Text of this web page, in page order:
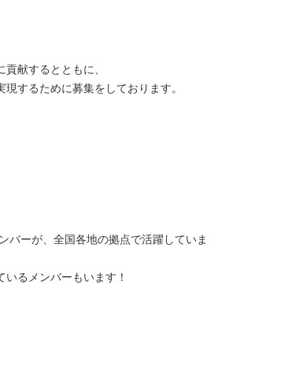
献するとともに、
するために募集をしております。
バーが、全国各地の拠点で活躍していま
るメンバーもいます！